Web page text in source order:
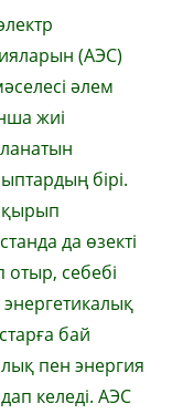
(АЭС)
әлем
жиі
бірі.
да өзекті
отыр, себебі
энергетикалық
бай
пен энергия
келеді. АЭС